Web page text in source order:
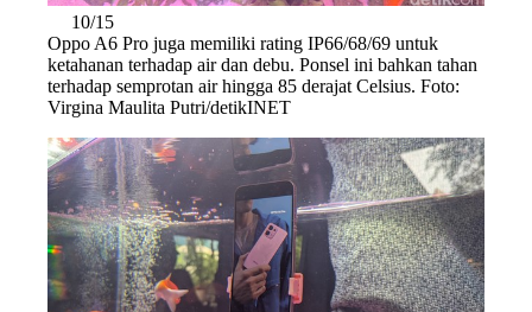
10/15
Oppo A6 Pro juga memiliki rating IP66/68/69 untuk
ketahanan terhadap air dan debu. Ponsel ini bahkan tahan
terhadap semprotan air hingga 85 derajat Celsius. Foto:
Virgina Maulita Putri/detikINET